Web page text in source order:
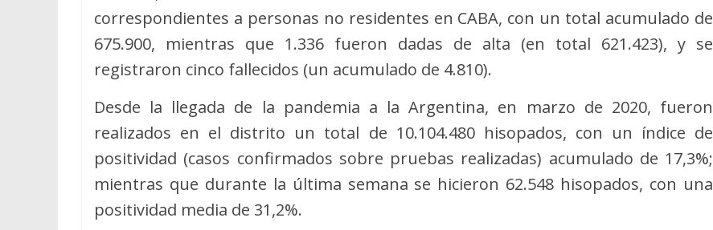
correspondientes a personas no residentes en CABA, con un total acumulado de
675.900, mientras que 1.336 fueron dadas de alta (en total 621.423), y se
registraron cinco fallecidos (un acumulado de 4.810).
Desde la llegada de la pandemia a la Argentina, en marzo de 2020, fueron
realizados en el distrito un total de 10.104.480 hisopados, con un índice de
positividad (casos confirmados sobre pruebas realizadas) acumulado de 17,3%;
mientras que durante la última semana se hicieron 62.548 hisopados, con una
positividad media de 31,2%.